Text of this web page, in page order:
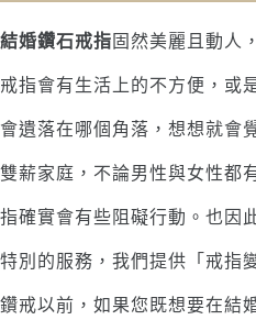
結婚鑽石戒指 固然美麗且動人
戒指會有生活上的不方便，或
會遺落在哪個角落，想想就會
雙薪家庭，不論男性與女性都
指確實會有些阻礙行動。也因
特別的服務，我們提供「戒指
鑽戒以前，如果您既想要在結